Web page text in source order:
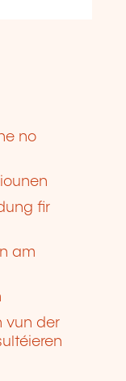
no
fir
am
vun der